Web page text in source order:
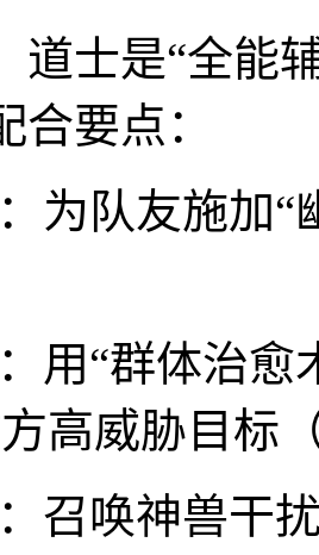
道士是“全能
合要点：
为队友施加“
用“群体治愈
高威胁目标
召唤神兽干